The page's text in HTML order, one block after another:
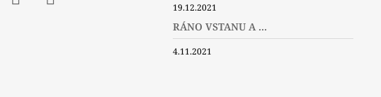
19.12.2021
RÁNO VSTANU A ...
4.11.2021